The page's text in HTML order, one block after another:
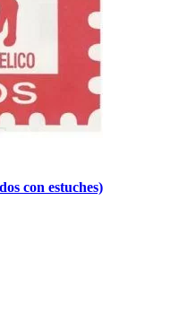
con estuches)